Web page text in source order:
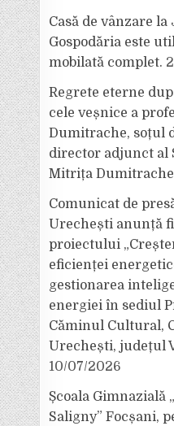
Casă de vânzare la
Gospodăria este
mobilată complet.
Regrete eterne
cele veșnice a
Dumitrache, soțul
director adjunct al
Mitrița Dumitrache
Comunicat de
Urechești anunță
proiectului
eficienței
gestionarea
energiei în sediul
Căminul Cultural,
Urechești, județul
10/07/2026
Școala Gimnazială
Saligny” Focșani,